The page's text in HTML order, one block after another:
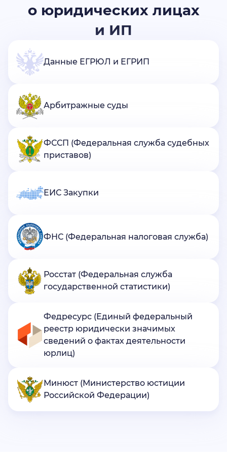
о юридических лицах
и ИП
Данные ЕГРЮЛ и ЕГРИП
Арбитражные суды
ФССП (Федеральная служба судебных
приставов)
ЕИС Закупки
ФНС (Федеральная налоговая служба)
Росстат (Федеральная служба
государственной статистики)
Федресурс (Единый федеральный
реестр юридически значимых
сведений о фактах деятельности
юрлиц)
Минюст (Министерство юстиции
Российской Федерации)